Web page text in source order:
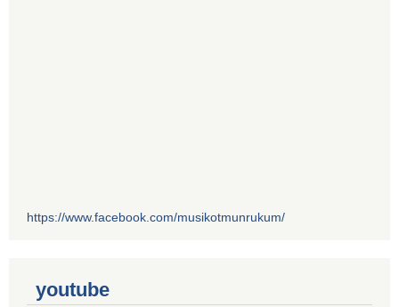
https://www.facebook.com/musikotmunrukum/
youtube